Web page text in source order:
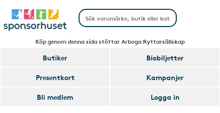
Köp genom denna sida stöttar Arboga Ryttarsällskap
Butiker
Biobiljetter
Presentkort
Kampanjer
Bli medlem
Logga in